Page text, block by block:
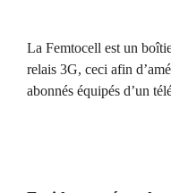
La Femtocell est un
relais 3G, ceci afin
abonnés équipés d’un